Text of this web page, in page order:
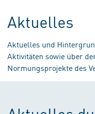
Aktuelles
Aktuelles und
Aktivitäten sowie über
Normungsprojekte des